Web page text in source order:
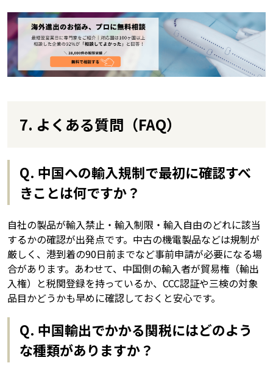
7. よくある質問（FAQ）
Q. 中国への輸入規制で最初に確認すべ
きことは何ですか？
自社の製品が輸入禁止・輸入制限・輸入自由のどれに該当
するかの確認が出発点です。中古の機電製品などは規制が
厳しく、港到着の90日前までなど事前申請が必要になる場
合があります。あわせて、中国側の輸入者が貿易権（輸出
入権）と税関登録を持っているか、CCC認証や三検の対象
品目かどうかも早めに確認しておくと安心です。
Q. 中国輸出でかかる関税にはどのよう
な種類がありますか？